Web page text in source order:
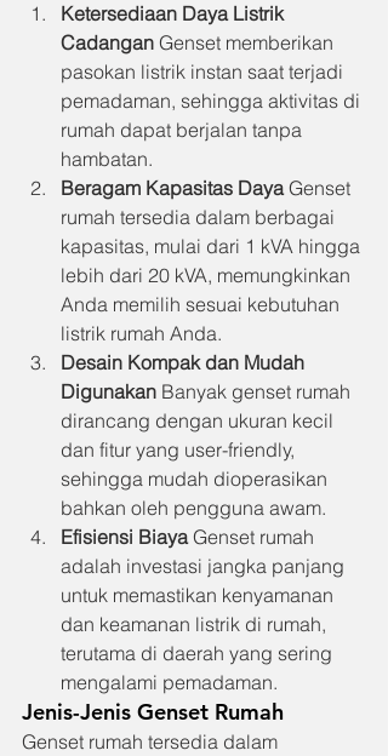
Ketersediaan Daya Listrik
Cadangan Genset memberikan
pasokan listrik instan saat terjadi
pemadaman, sehingga aktivitas di
rumah dapat berjalan tanpa
hambatan.
Beragam Kapasitas Daya Genset
rumah tersedia dalam berbagai
kapasitas, mulai dari 1 kVA hingga
lebih dari 20 kVA, memungkinkan
Anda memilih sesuai kebutuhan
listrik rumah Anda.
Desain Kompak dan Mudah
Digunakan Banyak genset rumah
dirancang dengan ukuran kecil
dan fitur yang user-friendly,
sehingga mudah dioperasikan
bahkan oleh pengguna awam.
Efisiensi Biaya Genset rumah
adalah investasi jangka panjang
untuk memastikan kenyamanan
dan keamanan listrik di rumah,
terutama di daerah yang sering
mengalami pemadaman.
Jenis-Jenis Genset Rumah
Genset rumah tersedia dalam